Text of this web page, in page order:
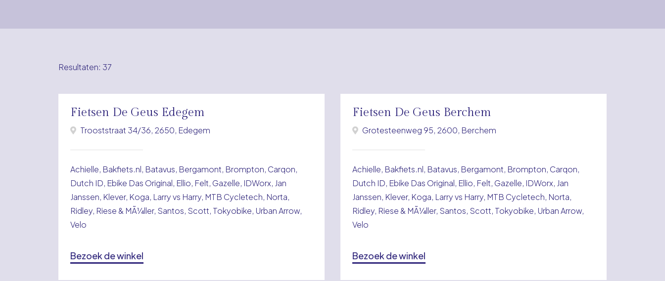
Resultaten: 37
Fietsen De Geus Edegem
Trooststraat 34/36, 2650, Edegem
Achielle, Bakfiets.nl, Batavus, Bergamont, Brompton, Carqon,
Dutch ID, Ebike Das Original, Ellio, Felt, Gazelle, IDWorx, Jan
Janssen, Klever, Koga, Larry vs Harry, MTB Cycletech, Norta,
Ridley, Riese & MÃ¼ller, Santos, Scott, Tokyobike, Urban Arrow,
Velo
Bezoek de winkel
Fietsen De Geus Berchem
Grotesteenweg 95, 2600, Berchem
Achielle, Bakfiets.nl, Batavus, Bergamont, Brompton, Carqon,
Dutch ID, Ebike Das Original, Ellio, Felt, Gazelle, IDWorx, Jan
Janssen, Klever, Koga, Larry vs Harry, MTB Cycletech, Norta,
Ridley, Riese & MÃ¼ller, Santos, Scott, Tokyobike, Urban Arrow,
Velo
Bezoek de winkel